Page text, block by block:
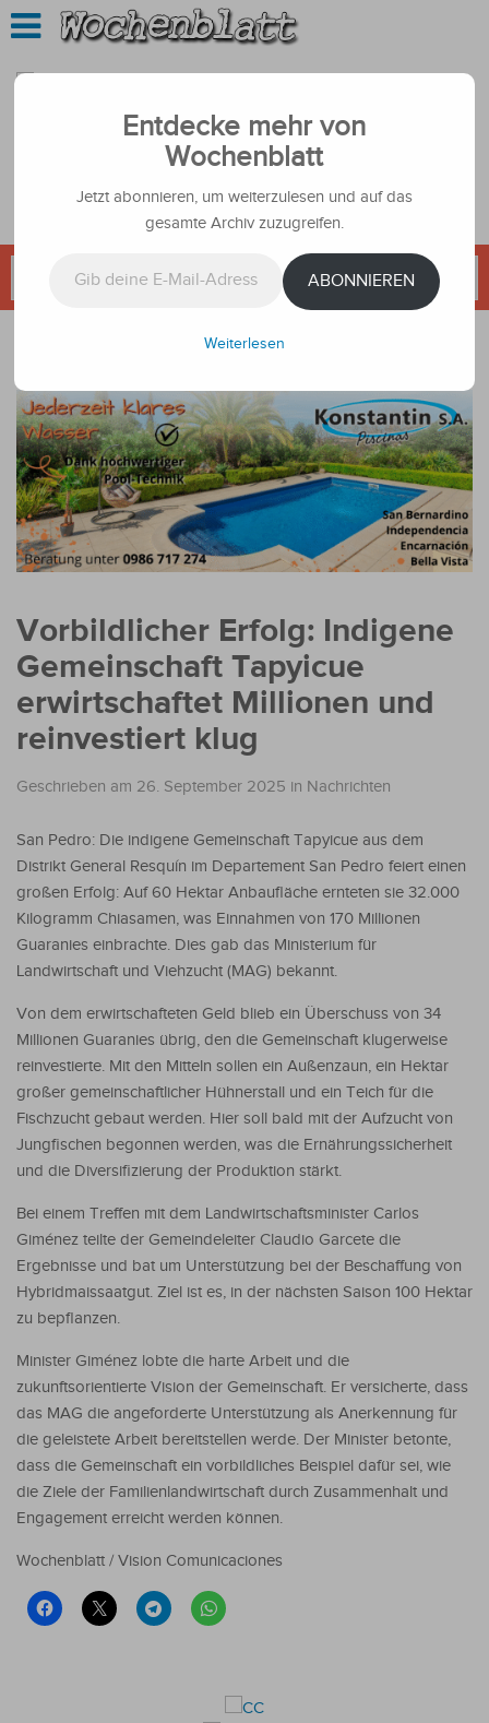
Vorbildlicher Erfolg: Indigene
Gemeinschaft Tapyicue
erwirtschaftet Millionen und
reinvestiert klug
Geschrieben am 26. September 2025 in Nachrichten
San Pedro: Die indigene Gemeinschaft Tapyicue aus dem
Distrikt General Resquín im Departement San Pedro feiert einen
großen Erfolg: Auf 60 Hektar Anbaufläche ernteten sie 32.000
Kilogramm Chiasamen, was Einnahmen von 170 Millionen
Guaranies einbrachte. Dies gab das Ministerium für
Landwirtschaft und Viehzucht (MAG) bekannt.
Von dem erwirtschafteten Geld blieb ein Überschuss von 34
Millionen Guaranies übrig, den die Gemeinschaft klugerweise
reinvestierte. Mit den Mitteln sollen ein Außenzaun, ein Hektar
großer gemeinschaftlicher Hühnerstall und ein Teich für die
Fischzucht gebaut werden. Hier soll bald mit der Aufzucht von
Jungfischen begonnen werden, was die Ernährungssicherheit
und die Diversifizierung der Produktion stärkt.
Bei einem Treffen mit dem Landwirtschaftsminister Carlos
Giménez teilte der Gemeindeleiter Claudio Garcete die
Ergebnisse und bat um Unterstützung bei der Beschaffung von
Hybridmaissaatgut. Ziel ist es, in der nächsten Saison 100 Hektar
zu bepflanzen.
Minister Giménez lobte die harte Arbeit und die
zukunftsorientierte Vision der Gemeinschaft. Er versicherte, dass
das MAG die angeforderte Unterstützung als Anerkennung für
die geleistete Arbeit bereitstellen werde. Der Minister betonte,
dass die Gemeinschaft ein vorbildliches Beispiel dafür sei, wie
die Ziele der Familienlandwirtschaft durch Zusammenhalt und
Engagement erreicht werden können.
Wochenblatt / Vision Comunicaciones
Entdecke mehr von
Wochenblatt
Jetzt abonnieren, um weiterzulesen und auf das
gesamte Archiv zuzugreifen.
ABONNIEREN
Weiterlesen